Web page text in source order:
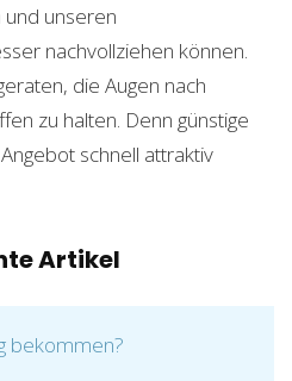
und unseren
nachvollziehen können.
die Augen nach
zu halten. Denn günstige
schnell attraktiv
Artikel
bekommen?